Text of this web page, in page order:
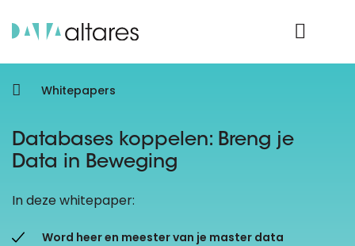
Whitepapers
Databases koppelen: Breng je
Data in Beweging
In deze whitepaper:
Word heer en meester van je master data